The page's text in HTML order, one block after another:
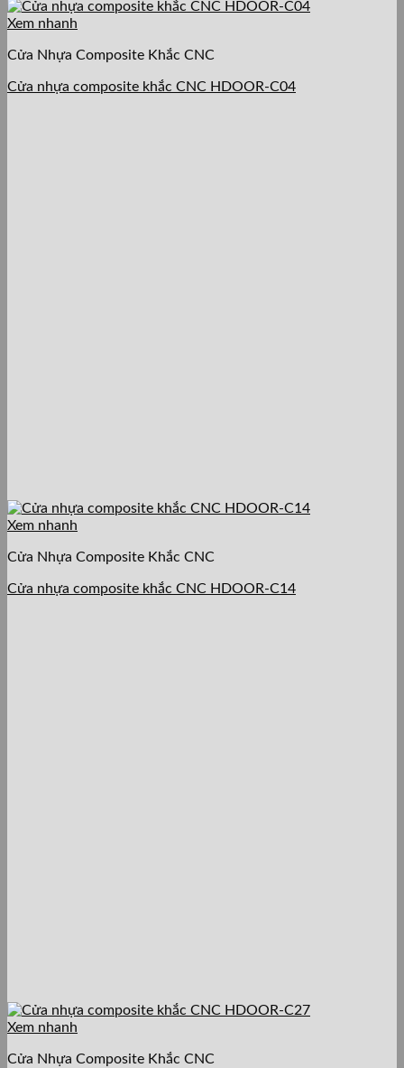
Xem nhanh
Cửa Nhựa Composite Khắc CNC
Cửa nhựa composite khắc CNC HDOOR-C04
Xem nhanh
Cửa Nhựa Composite Khắc CNC
Cửa nhựa composite khắc CNC HDOOR-C14
Xem nhanh
Cửa Nhựa Composite Khắc CNC